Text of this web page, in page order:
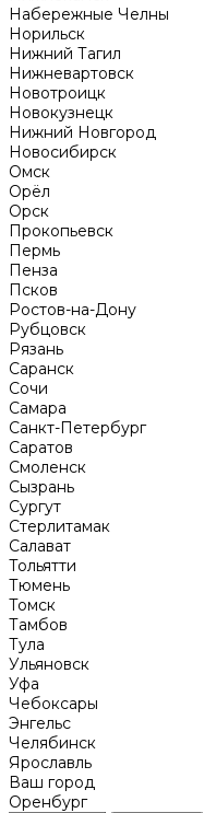
Набережные Челны
Норильск
Нижний Тагил
Нижневартовск
Новотроицк
Новокузнецк
Нижний Новгород
Новосибирск
Омск
Орёл
Орск
Прокопьевск
Пермь
Пенза
Псков
Ростов-на-Дону
Рубцовск
Рязань
Саранск
Сочи
Самара
Санкт-Петербург
Саратов
Смоленск
Сызрань
Сургут
Стерлитамак
Салават
Тольятти
Тюмень
Томск
Тамбов
Тула
Ульяновск
Уфа
Чебоксары
Энгельс
Челябинск
Ярославль
Ваш город
Оренбург